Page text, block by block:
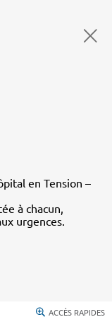
en Tension –
à chacun,
urgences.
ACCÈS RAPIDES